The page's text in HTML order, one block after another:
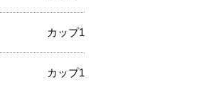
カップ1
カップ1